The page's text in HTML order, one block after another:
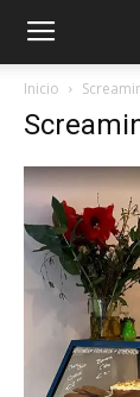
Inicio